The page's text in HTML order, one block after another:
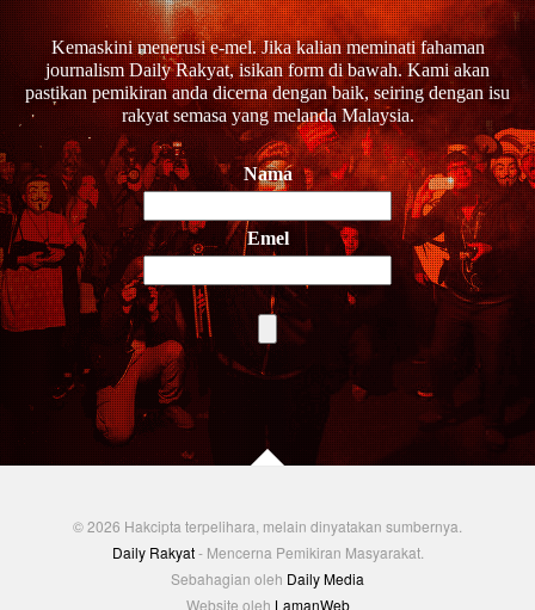
Kemaskini menerusi e-mel. Jika kalian meminati fahaman
journalism Daily Rakyat, isikan form di bawah. Kami akan
pastikan pemikiran anda dicerna dengan baik, seiring dengan isu
rakyat semasa yang melanda Malaysia.
Nama
Emel
© 2026 Hakcipta terpelihara, melain dinyatakan sumbernya.
Daily Rakyat- Mencerna Pemikiran Masyarakat.
Sebahagian oleh Daily Media
Website oleh LamanWeb